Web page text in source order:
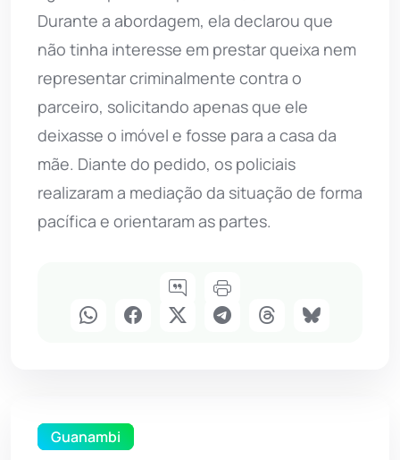
Durante a abordagem, ela declarou que
não tinha interesse em prestar queixa nem
representar criminalmente contra o
parceiro, solicitando apenas que ele
deixasse o imóvel e fosse para a casa da
mãe. Diante do pedido, os policiais
realizaram a mediação da situação de forma
pacífica e orientaram as partes.
Guanambi